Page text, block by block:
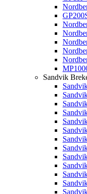
Sandvik